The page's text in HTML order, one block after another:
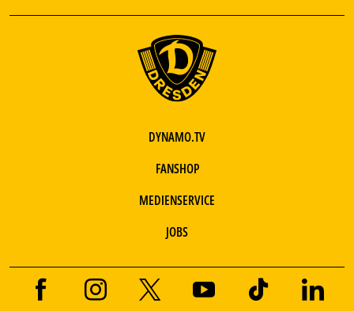
DYNAMO.TV
FANSHOP
MEDIENSERVICE
JOBS